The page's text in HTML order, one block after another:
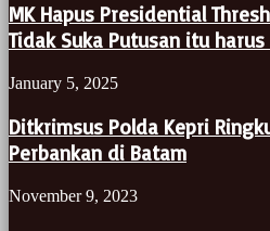
MK Hapus Presidential
Tidak Suka Putusan itu
January 5, 2025
Ditkrimsus Polda Kepri
Perbankan di Batam
November 9, 2023